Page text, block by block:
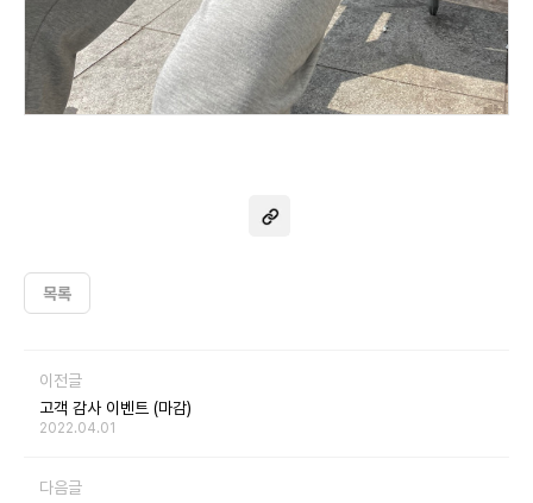
목록
이전글
고객 감사 이벤트 (마감)
2022.04.01
다음글